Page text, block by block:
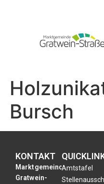
Bursch
KONTAKT
Marktgemeinde
Gratwein-
Amtstafel